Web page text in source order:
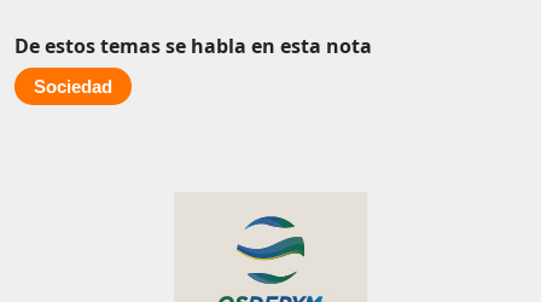
De estos temas se habla en esta nota
Sociedad